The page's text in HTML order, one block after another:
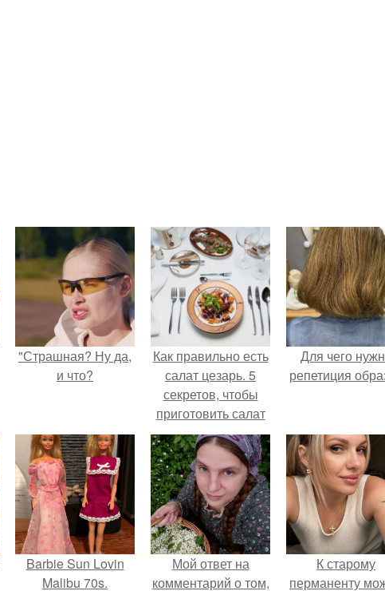
"Страшная? Ну да,
и что?
Как правильно есть
салат цезарь. 5
секретов, чтобы
приготовить салат
«Цезарь»
нереально вкусно
Для чего
репетиция
Barbie Sun Lovin
Malibu 70s.
Мой ответ на
комментарий о том,
К старому
перманенту